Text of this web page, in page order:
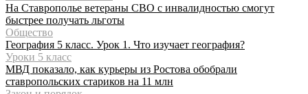
На Ставрополье ветераны СВО с инвалидностью смогут
быстрее получать льготы
Общество
География 5 класс. Урок 1. Что изучает география?
Уроки 5 класс
МВД показало, как курьеры из Ростова обобрали
ставропольских стариков на 11 млн